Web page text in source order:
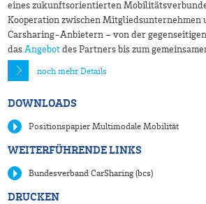
eines zukunftsorientierten
Kooperation zwischen Mitgliedsunternehmen
Carsharing-Anbietern – von der
das Angebot des Partners bis zum
noch mehr Details
DOWNLOADS
Positionspapier Multimodale Mobilität
WEITERFÜHRENDE LINKS
Bundesverband CarSharing (bcs)
DRUCKEN